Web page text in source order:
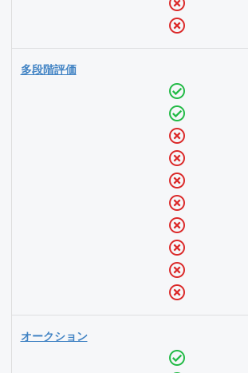
多段階評価
オークション